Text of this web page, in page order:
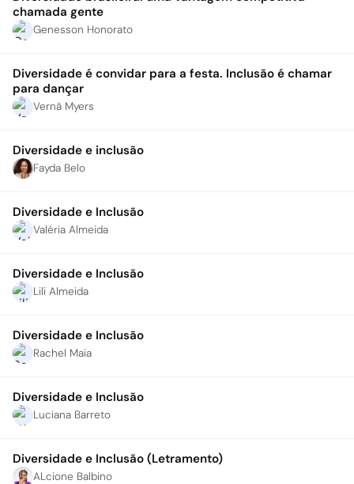
chamada gente
Genesson Honorato
Diversidade é convidar para a festa. Inclusão é chamar
para dançar
Vernã Myers
Diversidade e inclusão
Fayda Belo
Diversidade e Inclusão
Valéria Almeida
Diversidade e Inclusão
Lili Almeida
Diversidade e Inclusão
Rachel Maia
Diversidade e Inclusão
Luciana Barreto
Diversidade e Inclusão (Letramento)
ALcione Balbino